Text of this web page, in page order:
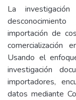
La
importación de
Usando el
investigación
importadores,
datos mediante